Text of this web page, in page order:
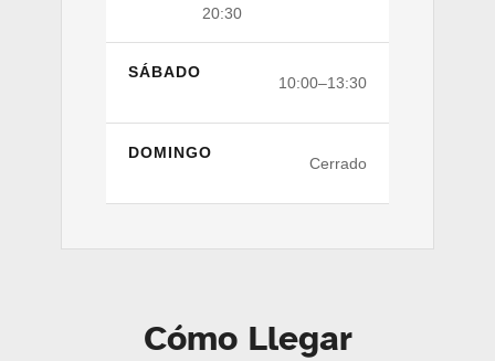
20:30
SÁBADO
10:00–13:30
DOMINGO
Cerrado
Cómo Llegar